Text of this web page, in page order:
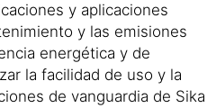
y aplicaciones
y las emisiones
energética y de
la facilidad de uso y la
de vanguardia de Sika